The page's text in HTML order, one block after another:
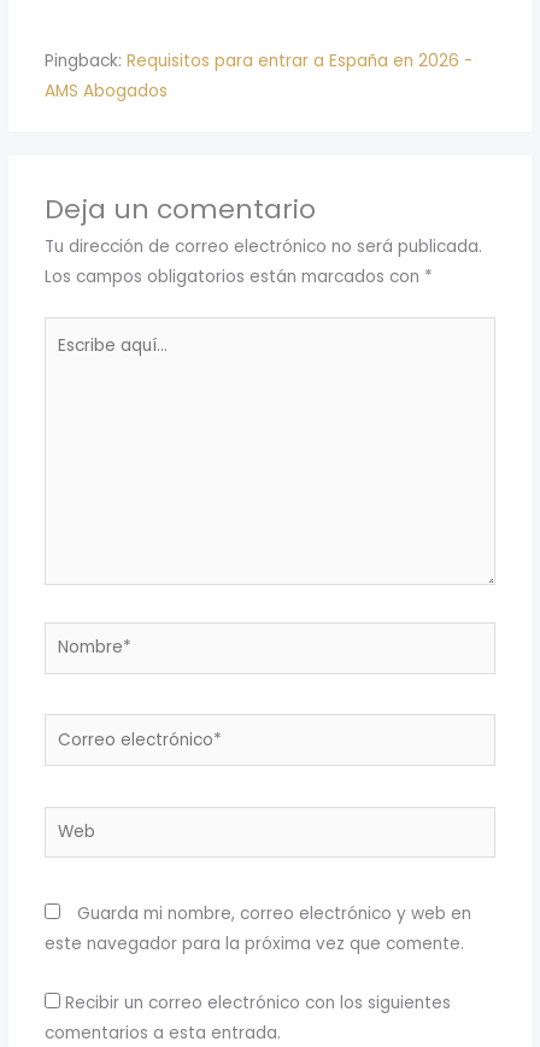
Pingback: Requisitos para entrar a España en 2026 -
AMS Abogados
Deja un comentario
Tu dirección de correo electrónico no será publicada.
Los campos obligatorios están marcados con *
Nombre*
Correo
Web
Guarda mi nombre, correo electrónico y web en
este navegador para la próxima vez que comente.
Recibir un correo electrónico con los siguientes
comentarios a esta entrada.